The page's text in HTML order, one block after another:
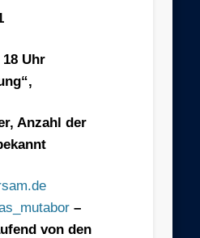
Uhr
Anzahl der
–
vonden